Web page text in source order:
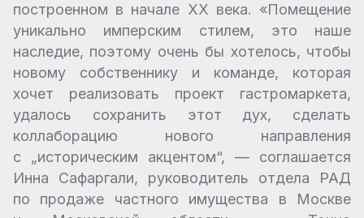
построенном в начале XX века. «Помещение
уникально имперским стилем, это наше
наследие, поэтому очень бы хотелось, чтобы
новому собственнику и команде, которая
хочет реализовать проект гастромаркета,
удалось сохранить этот дух, сделать
коллаборацию нового направления
с „историческим акцентом“, — соглашается
Инна Сафаргали, руководитель отдела РАД
по продаже частного имущества в Москве